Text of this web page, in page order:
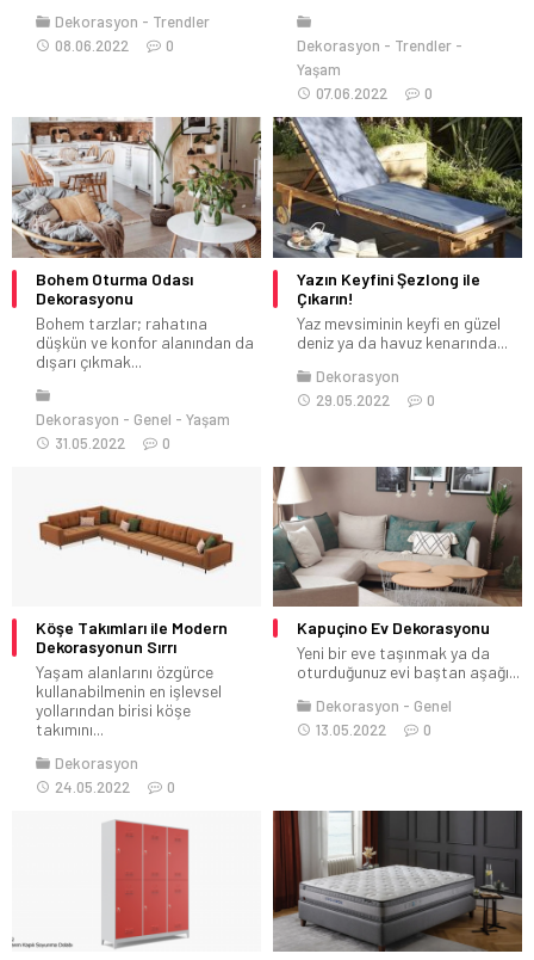
Dekorasyon
Trendler
08.06.2022
0 Dekorasyon
Trendler
Yaşam
07.06.2022
0
Bohem Oturma Odası
Dekorasyonu
Bohem tarzlar; rahatına
düşkün ve konfor alanından da
dışarı çıkmak...
Dekorasyon Genel
Yaşam
31.05.2022
0
Yazın Keyfini Şezlong ile
Çıkarın!
Yaz mevsiminin keyfi en güzel
deniz ya da havuz kenarında...
Dekorasyon
29.05.2022
0
Köşe Takımları ile Modern
Dekorasyonun Sırrı
Yaşam alanlarını özgürce
kullanabilmenin en işlevsel
yollarından birisi köşe
takımını...
Dekorasyon
24.05.2022
0
Kapuçino Ev Dekorasyonu
Yeni bir eve taşınmak ya da
oturduğunuz evi baştan aşağı...
Dekorasyon
Genel
13.05.2022
0